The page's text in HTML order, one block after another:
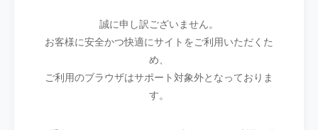
誠に申し訳ございません。
お客様に安全かつ快適にサイトをご利用いただくた
め、
ご利用のブラウザはサポート対象外となっておりま
す。